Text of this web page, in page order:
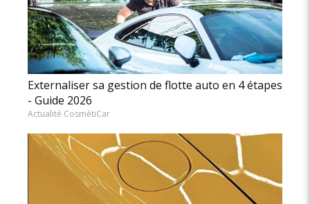
Externaliser sa gestion de flotte auto en 4 étapes
- Guide 2026
Actualité CosmétiCar